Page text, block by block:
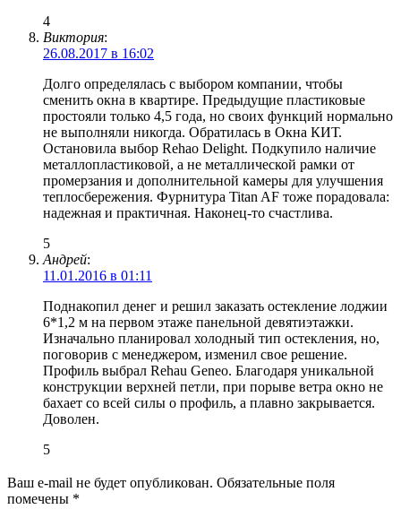
4
Виктория:
26.08.2017 в 16:02
Долго определялась с выбором компании, чтобы
сменить окна в квартире. Предыдущие пластиковые
простояли только 4,5 года, но своих функций нормально
не выполняли никогда. Обратилась в Окна КИТ.
Остановила выбор Rehao Delight. Подкупило наличие
металлопластиковой, а не металлической рамки от
промерзания и дополнительной камеры для улучшения
теплосбережения. Фурнитура Titan AF тоже порадовала:
надежная и практичная. Наконец-то счастлива.
5
Андрей:
11.01.2016 в 01:11
Поднакопил денег и решил заказать остекление лоджии
6*1,2 м на первом этаже панельной девятиэтажки.
Изначально планировал холодный тип остекления, но,
поговорив с менеджером, изменил свое решение.
Профиль выбрал Rehau Geneo. Благодаря уникальной
конструкции верхней петли, при порыве ветра окно не
бахает со всей силы о профиль, а плавно закрывается.
Доволен.
5
Ваш e-mail не будет опубликован. Обязательные поля
помечены *